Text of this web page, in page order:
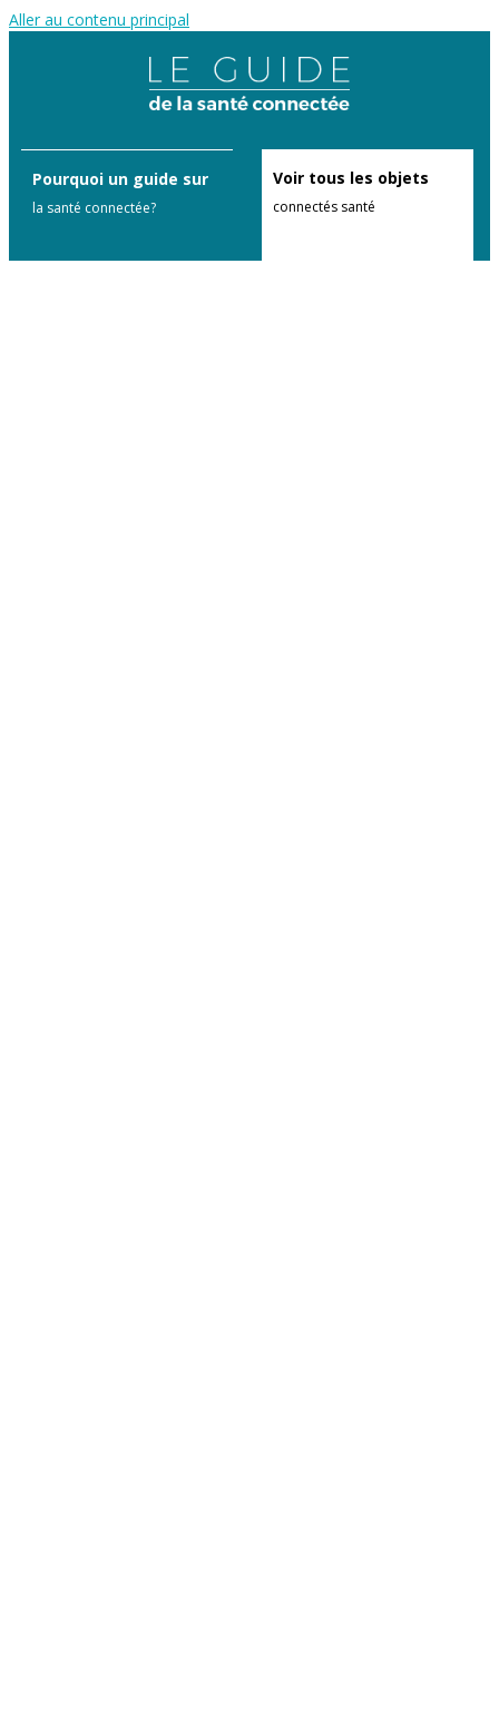
Aller au contenu principal
Pourquoi un guide sur
la santé connectée?
Voir tous les objets
connectés santé